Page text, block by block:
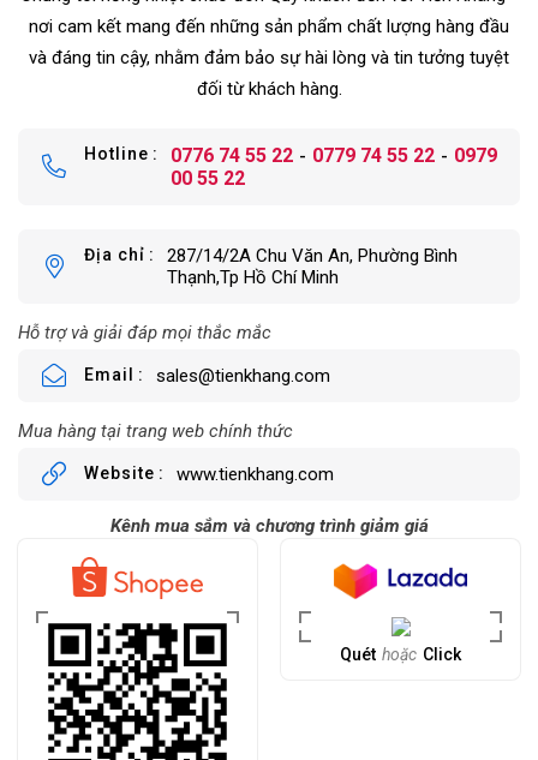
nơi cam kết mang đến những sản phẩm chất lượng hàng đầu
và đáng tin cậy, nhằm đảm bảo sự hài lòng và tin tưởng tuyệt
đối từ khách hàng.
Hotline 0776 74 55 22 0779 74 55 22
0979
00 55 22
Địa chỉ
287/14/2A Chu Văn An, Phường Bình
Thạnh,Tp Hồ Chí Minh
Hỗ trợ và giải đáp mọi thắc mắc
Email sales@tienkhang.com
Mua hàng tại trang web chính thức
Website www.tienkhang.com
Kênh mua sắm và chương trình giảm giá
Quét hoặc Click